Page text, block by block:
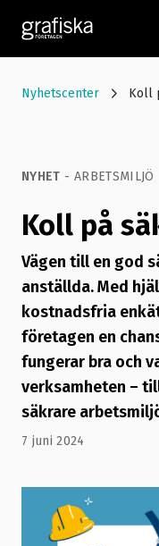
Nyhetscenter Koll
NYHET - ARBETSMILJÖ
Koll på
Vägen till en god
anställda. Med
kostnadsfria
företagen en
fungerar bra och
verksamheten –
säkrare
7 juni 2024